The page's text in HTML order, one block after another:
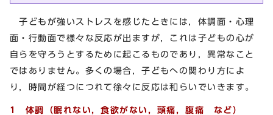
子どもが強いストレスを感じたときには，体調⾯・心理
⾯・⾏動⾯で様々な反応が出ますが，これは子どもの心が
自らを守ろうとするために起こるものであり，異常なこと
ではありません。多くの場合，子どもへの関わり方によ
り，時間が経つにつれて徐々に反応は和らいでいきます。
1 体調（眠れない，食欲がない，頭痛，腹痛 など）